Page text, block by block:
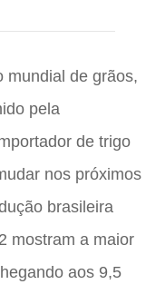
mundial de grãos,
pela
de trigo
nos próximos
brasileira
mostram a maior
aos 9,5